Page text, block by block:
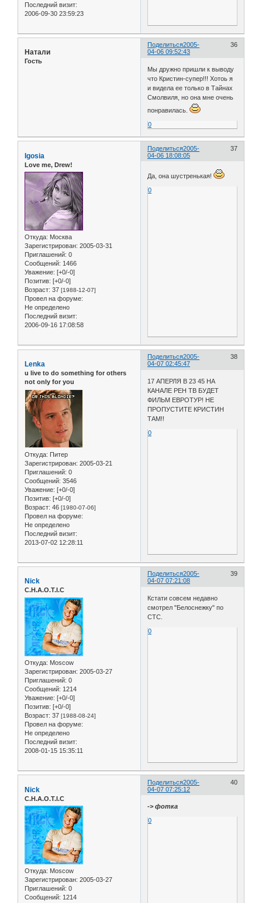
Последний визит:
2006-09-30 23:59:23
Поделиться 36
2005-
04-06 09:52:43
Натали
Гость
Мы дружно пришли к выводу
что Кристин-супер!!! Хотоь я
и видела ее только в Тайнах
Смолвиля, но она мне очень
понравилась.
0
Поделиться 37
2005-
04-06 18:08:05
Igosia
Love me, Drew!
Откуда: Москва
Зарегистрирован: 2005-03-31
Приглашений: 0
Сообщений: 1466
Уважение: [+0/-0]
Позитив: [+0/-0]
Возраст: 37 [1988-12-07]
Провел на форуме:
Не определено
Последний визит:
2006-09-16 17:08:58
Да, она шустренькая!
0
Поделиться 38
2005-
04-07 02:45:47
Lenka
u live to do something for others
not only for you
Откуда: Питер
Зарегистрирован: 2005-03-21
Приглашений: 0
Сообщений: 3546
Уважение: [+0/-0]
Позитив: [+0/-0]
Возраст: 46 [1980-07-06]
Провел на форуме:
Не определено
Последний визит:
2013-07-02 12:28:11
17 АПЕРЛЯ В 23 45 НА
КАНАЛЕ РЕН ТВ БУДЕТ
ФИЛЬМ ЕВРОТУР! НЕ
ПРОПУСТИТЕ КРИСТИН
ТАМ!!
0
Поделиться 39
2005-
04-07 07:21:08
Nick
C.H.A.O.T.I.C
Откуда: Moscow
Зарегистрирован: 2005-03-27
Приглашений: 0
Сообщений: 1214
Уважение: [+0/-0]
Позитив: [+0/-0]
Возраст: 37 [1988-08-24]
Провел на форуме:
Не определено
Последний визит:
2008-01-15 15:35:11
Кстати совсем недавно
смотрел "Белоснежку" по
СТС.
0
Поделиться 40
2005-
04-07 07:25:12
Nick
C.H.A.O.T.I.C
Откуда: Moscow
Зарегистрирован: 2005-03-27
Приглашений: 0
Сообщений: 1214
-> фотка
0